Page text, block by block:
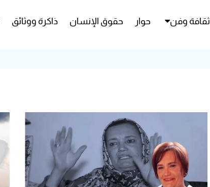
ثقافة وفن حوار حقوق الإنسان ذاكرة ووثائق